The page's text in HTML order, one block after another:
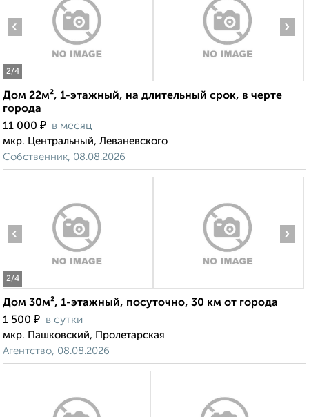
2/4
‹ ›
Дом 22м², 1-этажный, на длительный срок, в черте
города
11 000 ₽ в месяц
мкр. Центральный, Леваневского
Собственник, 08.08.2026
2/4
‹ ›
Дом 30м², 1-этажный, посуточно, 30 км от города
1 500 ₽ в сутки
мкр. Пашковский, Пролетарская
Агентство, 08.08.2026